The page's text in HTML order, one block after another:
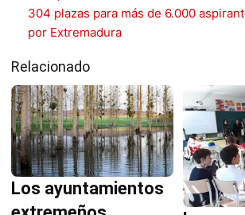
304 plazas para más de 6.000
por Extremadura
Relacionado
Los ayuntamientos